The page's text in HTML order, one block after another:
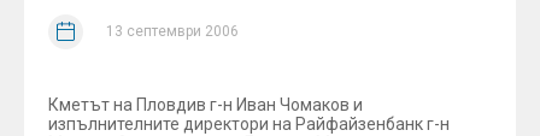
13 септември 2006
Кметът на Пловдив г-н Иван Чомаков и
изпълнителните директори на Райфайзенбанк г-н